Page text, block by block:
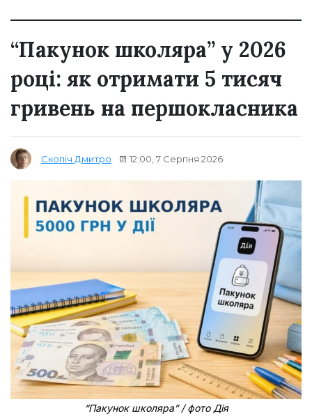
“Пакунок школяра” у 2026
році: як отримати 5 тисяч
гривень на першокласника
Скопіч Дмитро 12:00, 7 Серпня 2026
“Пакунок школяра” / фото Дія